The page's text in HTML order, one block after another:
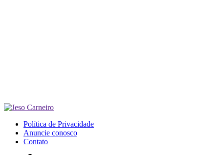
Política de Privacidade
Anuncie conosco
Contato